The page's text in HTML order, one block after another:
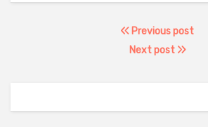
Previous post
Next post